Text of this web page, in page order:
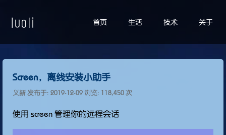
首页 生活 技术 关于
Screen，离线安装小助手
义新 发布于: 2019-12-09 浏览: 118,450 次
使用 screen 管理你的远程会话